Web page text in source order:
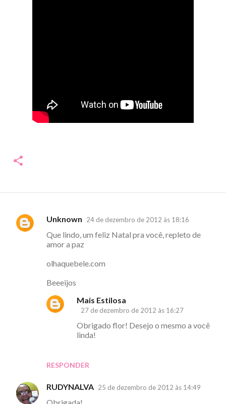
C
Unknown 24 de dezembro de 2012 às 18:16
Que lindo, um feliz Natal pra você, repleto de
amor a paz
olhaquebele.com
Beeeijos
RESPONDER
Mais Estilosa
27 de dezembro de 2012 às 16:27
Obrigado flor! Desejo o mesmo a você
linda!
RUDYNALVA 25 de dezembro de 2012 às 14:49